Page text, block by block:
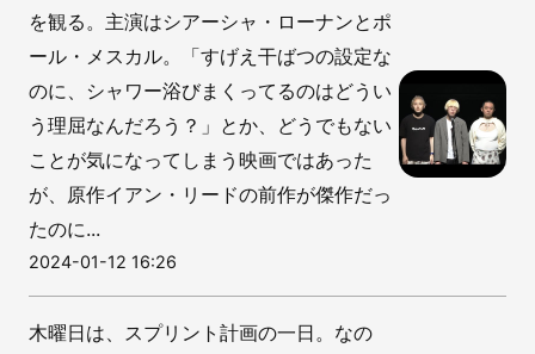
を観る。主演はシアーシャ・ローナンとポ
ール・メスカル。「すげえ干ばつの設定な
のに、シャワー浴びまくってるのはどうい
う理屈なんだろう？」とか、どうでもない
ことが気になってしまう映画ではあった
が、原作イアン・リードの前作が傑作だっ
たのに...
2024-01-12 16:26
木曜日は、スプリント計画の一日。なの